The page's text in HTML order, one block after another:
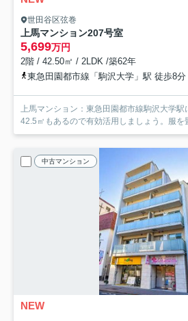
世田谷区弦巻
上馬マンション207号室
5,699万円
2階 / 42.50㎡ / 2LDK /築62年
東急田園都市線「駒沢大学」駅 徒歩8分
上馬マンション：東急田園都市線駒沢大学
42.5㎡もあるので有効活用しましょう。服を
中古マンション
NEW